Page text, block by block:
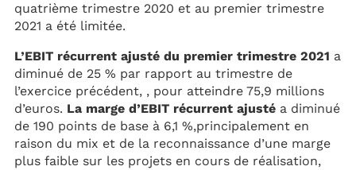
quatrième trimestre 2020 et au premier trimestre
2021 a été limitée.
L’EBIT récurrent ajusté du premier trimestre 2021 a
diminué de 25 % par rapport au trimestre de
l’exercice précédent, , pour atteindre 75,9 millions
d’euros. La marge d’EBIT récurrent ajusté a diminué
de 190 points de base à 6,1 %,principalement en
raison du mix et de la reconnaissance d’une marge
plus faible sur les projets en cours de réalisation,